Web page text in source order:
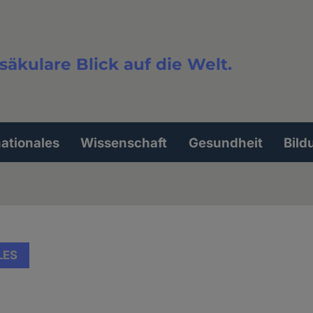
Blick auf die Welt.
Wissenschaft Gesundheit